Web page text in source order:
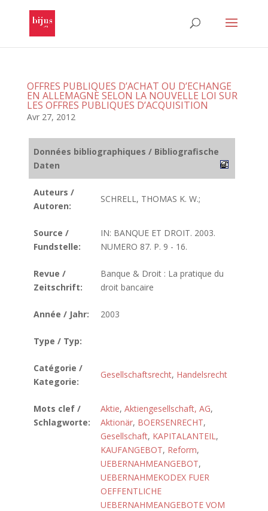
OFFRES PUBLIQUES D’ACHAT OU D’ECHANGE
EN ALLEMAGNE SELON LA NOUVELLE LOI SUR
LES OFFRES PUBLIQUES D’ACQUISITION
Avr 27, 2012
Données bibliographiques / Bibliografische
Daten
Auteurs /
Autoren:
SCHRELL, THOMAS K. W.;
Source /
Fundstelle:
IN: BANQUE ET DROIT. 2003.
NUMERO 87. P. 9 - 16.
Revue /
Zeitschrift:
Banque & Droit : La pratique du
droit bancaire
Année / Jahr: 2003
Type / Typ:
Catégorie /
Kategorie:
Gesellschaftsrecht, Handelsrecht
Mots clef /
Schlagworte:
Aktie, Aktiengesellschaft, AG,
Aktionär, BOERSENRECHT,
Gesellschaft, KAPITALANTEIL,
KAUFANGEBOT, Reform,
UEBERNAHMEANGEBOT,
UEBERNAHMEKODEX FUER
OEFFENTLICHE
UEBERNAHMEANGEBOTE VOM